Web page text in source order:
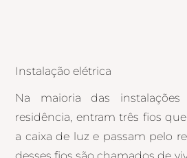
Instalação elétrica
Na maioria das
residência, entram três fios
a caixa de luz e passam pelo